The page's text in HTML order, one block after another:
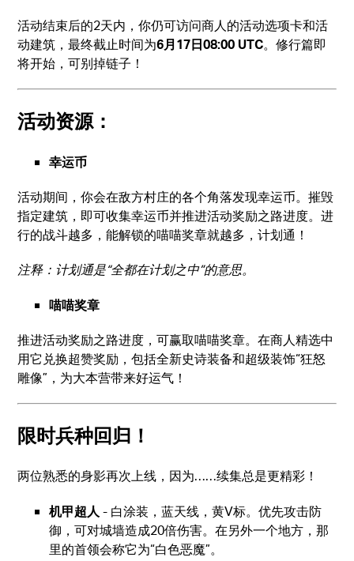
活动结束后的2天内，你仍可访问商人的活动选项卡和活
动建筑，最终截止时间为6月17日08:00 UTC。修行篇即
将开始，可别掉链子！
活动资源 ：
幸运币
活动期间，你会在敌方村庄的各个角落发现幸运币。摧毁
指定建筑，即可收集幸运币并推进活动奖励之路进度。进
行的战斗越多，能解锁的喵喵奖章就越多，计划通！
注释：计划通是“全都在计划之中”的意思。
喵喵奖章
推进活动奖励之路进度，可赢取喵喵奖章。在商人精选中
用它兑换超赞奖励，包括全新史诗装备和超级装饰“狂怒
雕像”，为大本营带来好运气！
限时兵种回归！
两位熟悉的身影再次上线，因为……续集总是更精彩！
机甲超人 - 白涂装，蓝天线，黄V标。优先攻击防
御，可对城墙造成20倍伤害。在另外一个地方，那
里的首领会称它为“白色恶魔”。